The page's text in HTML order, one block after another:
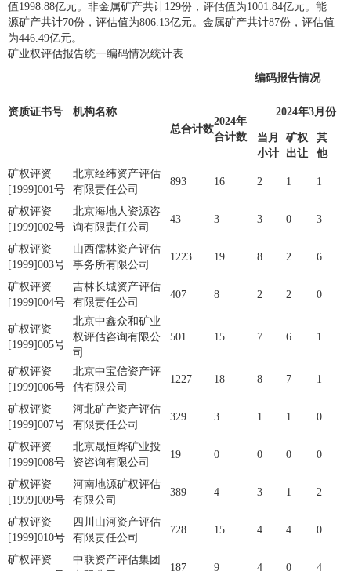
值1998.88亿元。非金属矿产共计129份，评估值为1001.84亿元。能
源矿产共计70份，评估值为806.13亿元。金属矿产共计87份，评估值
为446.49亿元。
矿业权评估报告统一编码情况统计表
资质证书号 机构名称
编码报告情况
总合计数
2024年
合计数
2024年3月份
当月
小计
矿权
出让
其
他
矿权评资
[1999]001号
北京经纬资产评估
有限责任公司
893 16 2 1 1
矿权评资
[1999]002号
北京海地人资源咨
询有限责任公司
43 3 3 0 3
矿权评资
[1999]003号
山西儒林资产评估
事务所有限公司
1223 19 8 2 6
矿权评资
[1999]004号
吉林长城资产评估
有限责任公司
407 8 2 2 0
矿权评资
[1999]005号
北京中鑫众和矿业
权评估咨询有限公
司
501 15 7 6 1
矿权评资
[1999]006号
北京中宝信资产评
估有限公司
1227 18 8 7 1
矿权评资
[1999]007号
河北矿产资产评估
有限责任公司
329 3 1 1 0
矿权评资
[1999]008号
北京晟恒烨矿业投
资咨询有限公司
19 0 0 0 0
矿权评资
[1999]009号
河南地源矿权评估
有限公司
389 4 3 1 2
矿权评资
[1999]010号
四川山河资产评估
有限责任公司
728 15 4 4 0
矿权评资
中联资产评估集团
187 9 4 0 4